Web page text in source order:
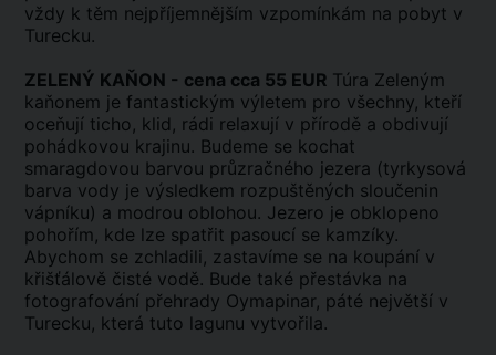
vždy k těm nejpříjemnějším vzpomínkám na pobyt v
Turecku.
ZELENÝ KAŇON - cena cca 55 EUR Túra Zeleným
kaňonem je fantastickým výletem pro všechny, kteří
oceňují ticho, klid, rádi relaxují v přírodě a obdivují
pohádkovou krajinu. Budeme se kochat
smaragdovou barvou průzračného jezera (tyrkysová
barva vody je výsledkem rozpuštěných sloučenin
vápníku) a modrou oblohou. Jezero je obklopeno
pohořím, kde lze spatřit pasoucí se kamzíky.
Abychom se zchladili, zastavíme se na koupání v
křišťálově čisté vodě. Bude také přestávka na
fotografování přehrady Oymapinar, páté největší v
Turecku, která tuto lagunu vytvořila.